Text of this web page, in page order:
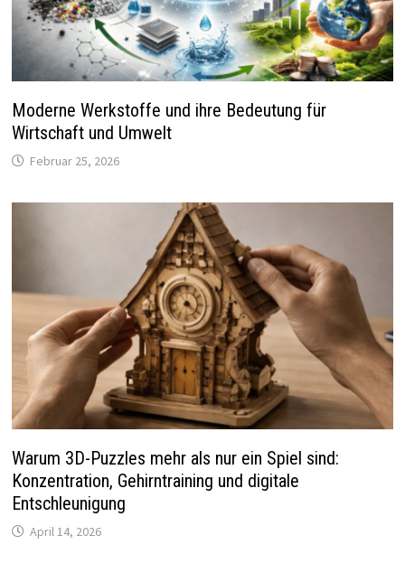
Moderne Werkstoffe und ihre Bedeutung für
Wirtschaft und Umwelt
Februar 25, 2026
Warum 3D-Puzzles mehr als nur ein Spiel sind:
Konzentration, Gehirntraining und digitale
Entschleunigung
April 14, 2026